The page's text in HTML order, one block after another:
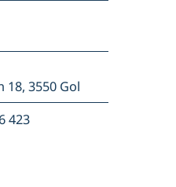
18, 3550 Gol
423